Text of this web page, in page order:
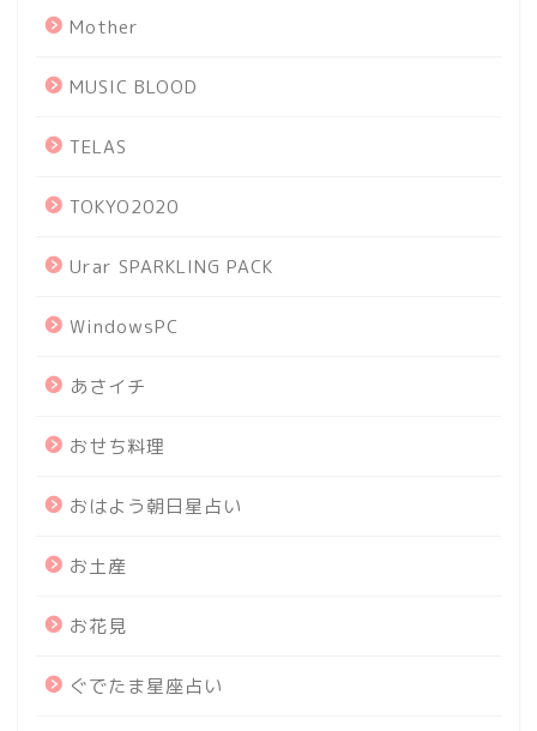
Mother
MUSIC BLOOD
TELAS
TOKYO2020
Urar SPARKLING PACK
WindowsPC
あさイチ
おせち料理
おはよう朝日星占い
お土産
お花見
ぐでたま星座占い